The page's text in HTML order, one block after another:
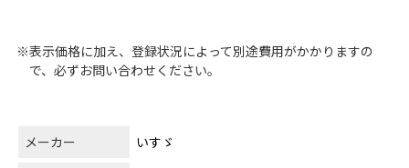
※表示価格に加え、登録状況によって別途費用がかかりますの
で、必ずお問い合わせください。
メーカー
いすゞ